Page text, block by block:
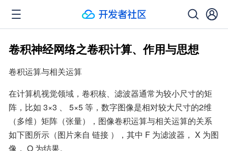
卷积神经网络之卷积计算、作用与思想
卷积运算与相关运算
在计算机视觉领域，卷积核、滤波器通常为较小尺寸的矩
阵，比如 3×3 、 5×5 等，数字图像是相对较大尺寸的2维
（多维）矩阵（张量），图像卷积运算与相关运算的关系
如下图所示（图片来自 链接 ），其中 F 为滤波器， X 为图
像， O 为结果。